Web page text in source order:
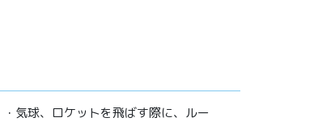
・気球、ロケットを飛ばす際に、ルー